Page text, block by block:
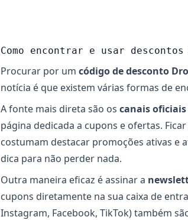
Como encontrar e usar descontos
Procurar por um código de desconto
notícia é que existem várias formas de
A fonte mais direta são os canais
página dedicada a cupons e ofertas.
costumam destacar promoções ativas e
dica para não perder nada.
Outra maneira eficaz é assinar a
cupons diretamente na sua caixa de
Instagram, Facebook, TikTok) também